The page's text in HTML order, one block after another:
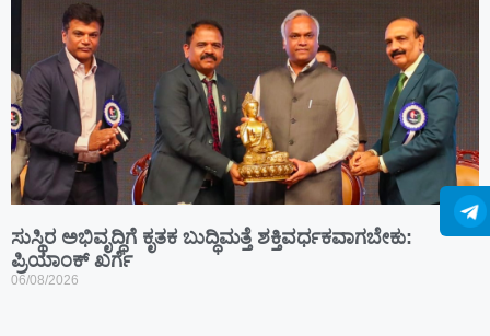
ಸುಸ್ಥಿರ ಅಭಿವೃದ್ಧಿಗೆ ಕೃತಕ ಬುದ್ಧಿಮತ್ತೆ ಶಕ್ತಿವರ್ಧಕವಾಗಬೇಕು:
ಪ್ರಿಯಾಂಕ್ ಖರ್ಗೆ
06/08/2026